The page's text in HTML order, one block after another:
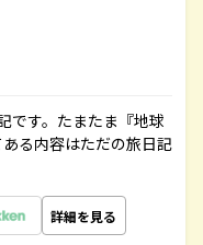
です。たまたま『地球
る内容はただの旅日記
詳細を見る